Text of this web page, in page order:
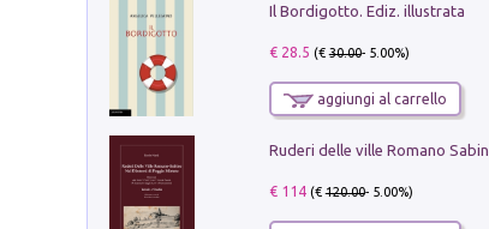
Il Bordigotto. Ediz. illustrata
€ 28.5 (€30.00- 5.00%)
aggiungi al carrello
€ 114(€120.00- 5.00%)